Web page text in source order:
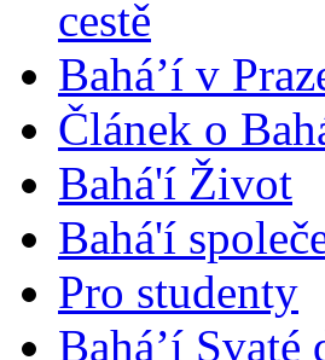
cestě
Bahá’í v
Článek o
Bahá'í Život
Bahá'í
Pro studenty
Bahá’í